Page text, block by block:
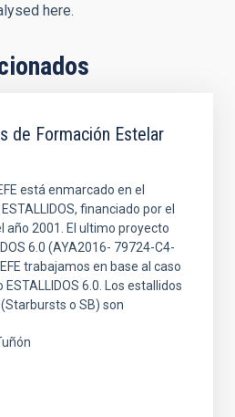
here.
de Formación Estelar
está enmarcado en el
financiado por el
año 2001. El ultimo proyecto
6.0 (AYA2016- 79724-C4-
trabajamos en base al caso
6.0. Los estallidos
o SB) son